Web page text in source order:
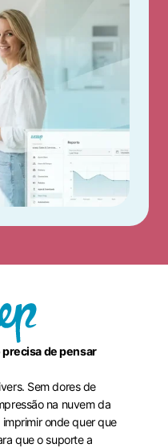
de pensar
Sem dores de
na nuvem da
onde quer que
que o suporte a